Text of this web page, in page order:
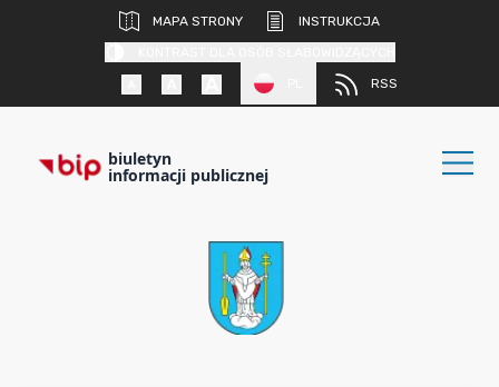
MAPA STRONY
INSTRUKCJA
RSS
biuletyn
informacji publicznej